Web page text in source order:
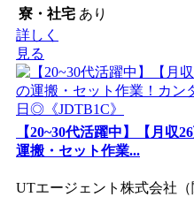
寮・社宅 あり
詳しく
見る
【20~30代活躍中】【月収
運搬・セット作業...
UTエージェント株式会社